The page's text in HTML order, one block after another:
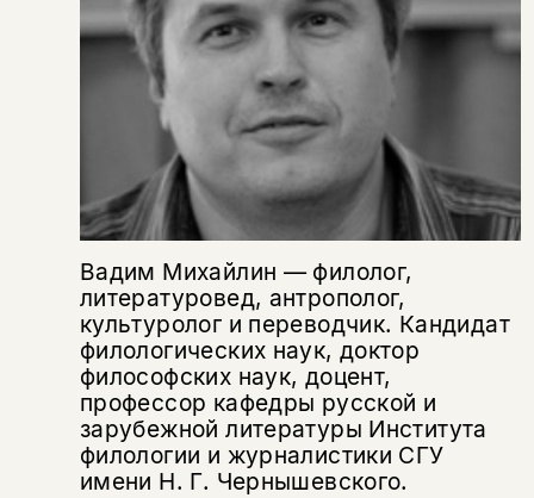
Вадим Михайлин — филолог,
литературовед, антрополог,
культуролог и переводчик. Кандидат
филологических наук, доктор
философских наук, доцент,
профессор кафедры русской и
зарубежной литературы Института
филологии и журналистики СГУ
имени Н. Г. Чернышевского.
Поделиться
Копировать
ссылку
ВконтактеТелеграм
подписаться
подписаться
нет, вернуться назад